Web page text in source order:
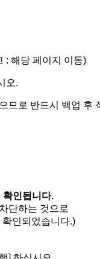
: 해당 페이지 이동)
오.
므로 반드시 백업 후
확인됩니다.
단하는 것으로
인되었습니다.)